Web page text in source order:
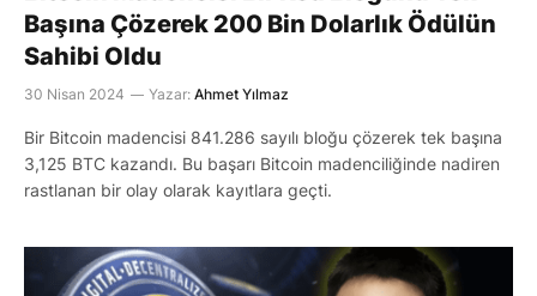
Başına Çözerek 200 Bin Dolarlık Ödülün
Sahibi Oldu
30 Nisan 2024 Yazar: Ahmet Yılmaz
Bir Bitcoin madencisi 841.286 sayılı bloğu çözerek tek başına
3,125 BTC kazandı. Bu başarı Bitcoin madenciliğinde nadiren
rastlanan bir olay olarak kayıtlara geçti.